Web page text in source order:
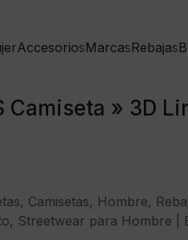
AccesoriosMarcasRebajas
Camiseta » 3D
, Camisetas, Hombre,
, Streetwear para Hombre |